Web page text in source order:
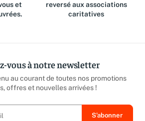
et
reversé aux associations
caritatives
vous à notre newsletter
au courant de toutes nos promotions
offres et nouvelles arrivées !